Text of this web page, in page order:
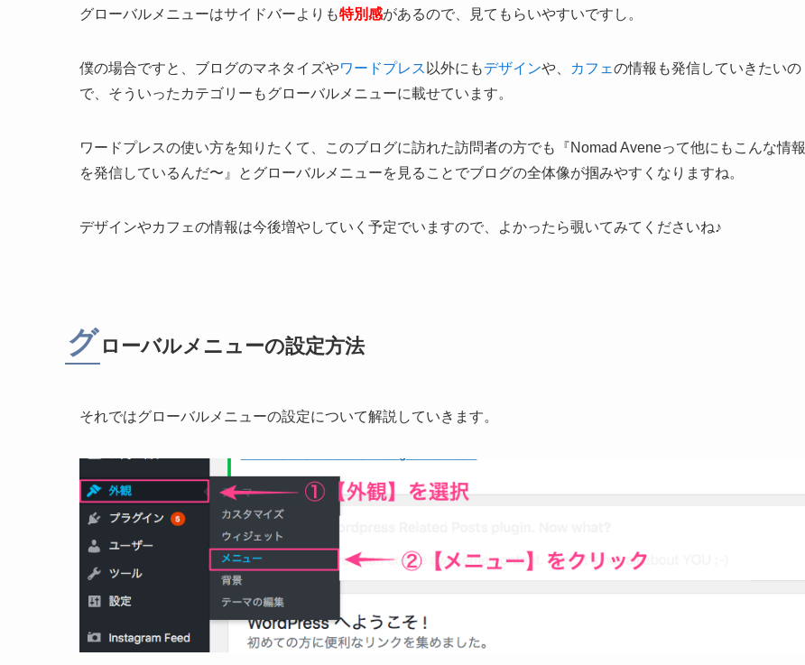
グローバルメニューはサイドバーよりも特別感があるので、見てもらいやすいですし。
僕の場合ですと、ブログのマネタイズやワードプレス以外にもデザインや、 カフェの情報も発信していきたいの
で、そういったカテゴリーもグローバルメニューに載せています。
ワードプレスの使い方を知りたくて、このブログに訪れた訪問者の方でも『Nomad Aveneって他にもこんな情報
を発信しているんだ〜』とグローバルメニューを見ることでブログの全体像が掴みやすくなりますね。
デザインやカフェの情報は今後増やしていく予定でいますので、よかったら覗いてみてくださいね♪
グ ローバルメニューの設定方法
それではグローバルメニューの設定について解説していきます。